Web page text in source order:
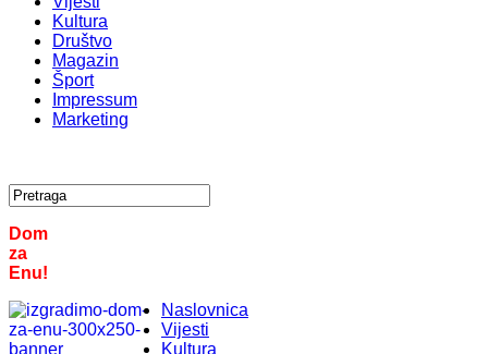
Kultura
Društvo
Magazin
Šport
Impressum
Marketing
Dom
za
Enu!
Naslovnica
Vijesti
Kultura